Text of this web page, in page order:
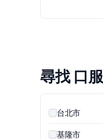
尋找 口
台北市
基隆市